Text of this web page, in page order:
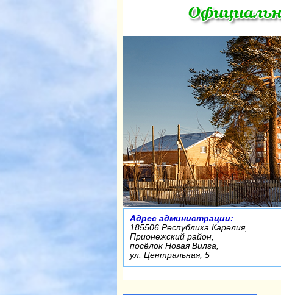
Адрес администрации:
185506 Республика Карелия,
Прионежский район,
посёлок Новая Вилга,
ул. Центральная, 5